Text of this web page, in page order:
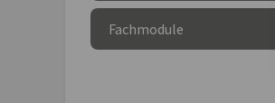
Fachmodule